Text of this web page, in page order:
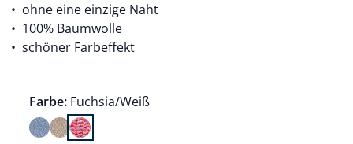
ohne eine einzige Naht
100% Baumwolle
schöner Farbeffekt
Farbauswahl:
Farbe: aktuell ausgewählt:
Fuchsia/Weiß
Farbe Fuchsia/Weiß ausgewählt